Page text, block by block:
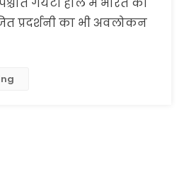
गेयटी हाल में भारत की
प्रदर्शनी का भी अवलोकन